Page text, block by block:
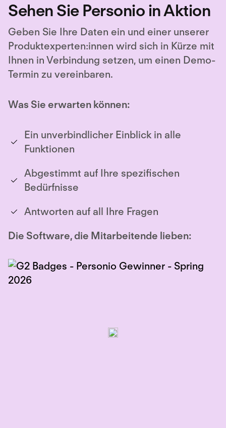
Sehen Sie Personio in Aktion
Geben Sie Ihre Daten ein und einer unserer
Produktexperten:innen wird sich in Kürze mit
Ihnen in Verbindung setzen, um einen Demo-
Termin zu vereinbaren.
Was Sie erwarten können:
Ein unverbindlicher Einblick in alle
Funktionen
Abgestimmt auf Ihre spezifischen
Bedürfnisse
Antworten auf all Ihre Fragen
Die Software, die Mitarbeitende lieben: